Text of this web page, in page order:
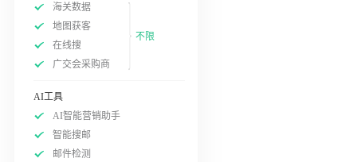
海关数据
地图获客
在线搜
广交会采购商
不限
AI工具
AI智能营销助手
智能搜邮
邮件检测